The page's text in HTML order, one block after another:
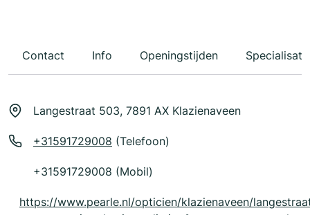
Contact Info Openingstijden
Langestraat 503, 7891 AX Klazienaveen
+31591729008 (Telefoon)
+31591729008 (Mobil)
https://www.pearle.nl/opticien/klazienaveen/